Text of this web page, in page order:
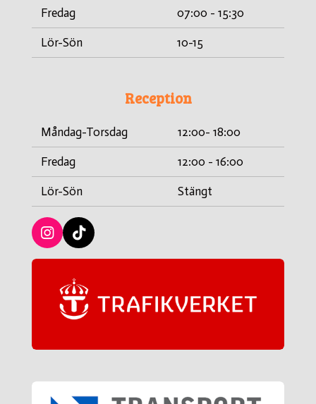
Fredag 07:00 - 15:30
Lör-Sön 10-15
Reception
Måndag-Torsdag 12:00- 18:00
Fredag 12:00 - 16:00
Lör-Sön Stängt
I
n
m
T
i
k
t
a
c